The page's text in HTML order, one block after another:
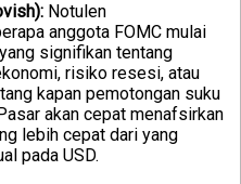
Notulen
anggota FOMC mulai
signifikan tentang
risiko resesi, atau
kapan pemotongan suku
akan cepat menafsirkan
lebih cepat dari yang
pada USD.